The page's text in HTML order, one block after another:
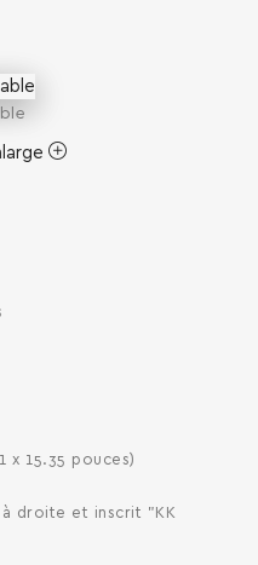
x 15.35 pouces)
droite et inscrit "KK